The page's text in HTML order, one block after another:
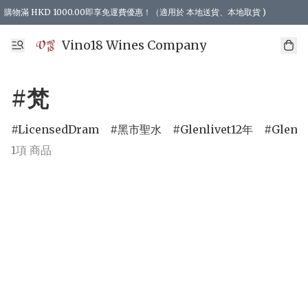
購物滿 HKD 1000.00即享免運費優惠！（適用於 本地送貨、本地取貨 )
Vino18 Wines Company
#梵
LicensedDram 黑市聖水 Glenlivet12年
1項 商品